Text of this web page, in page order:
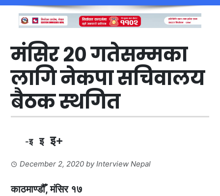
मंसिर २० गतेसम्मका
लागि नेकपा सचिवालय
बैठक स्थगित
-इ इ इ+
December 2, 2020 byInterview Nepal
काठमाण्डौँ, मंसिर १७